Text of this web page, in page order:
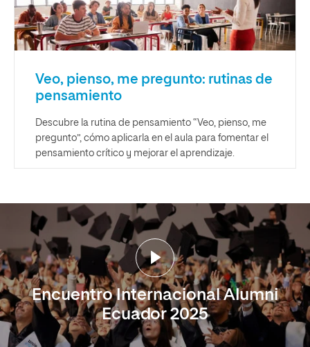
Veo, pienso, me pregunto: rutinas de
pensamiento
Descubre la rutina de pensamiento “Veo, pienso, me
pregunto”, cómo aplicarla en el aula para fomentar el
pensamiento crítico y mejorar el aprendizaje.
Encuentro Internacional Alumni
Ecuador 2025